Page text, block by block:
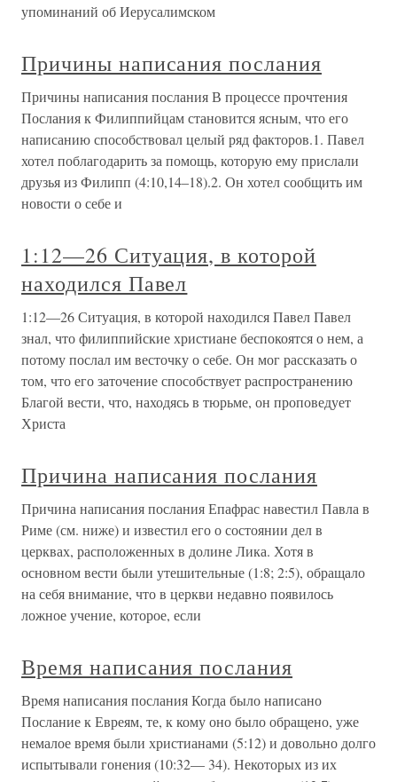
упоминаний об Иерусалимском
Причины написания послания
Причины написания послания В процессе прочтения
Послания к Филиппийцам становится ясным, что его
написанию способствовал целый ряд факторов.1. Павел
хотел поблагодарить за помощь, которую ему прислали
друзья из Филипп (4:10,14–18).2. Он хотел сообщить им
новости о себе и
1:12—26 Ситуация, в которой
находился Павел
1:12—26 Ситуация, в которой находился Павел Павел
знал, что филиппийские христиане беспокоятся о нем, а
потому послал им весточку о себе. Он мог рассказать о
том, что его заточение способствует распространению
Благой вести, что, находясь в тюрьме, он проповедует
Христа
Причина написания послания
Причина написания послания Епафрас навестил Павла в
Риме (см. ниже) и известил его о состоянии дел в
церквах, расположенных в долине Лика. Хотя в
основном вести были утешительные (1:8; 2:5), обращало
на себя внимание, что в церкви недавно появилось
ложное учение, которое, если
Время написания послания
Время написания послания Когда было написано
Послание к Евреям, те, к кому оно было обращено, уже
немалое время были христианами (5:12) и довольно долго
испытывали гонения (10:32— 34). Некоторых из их